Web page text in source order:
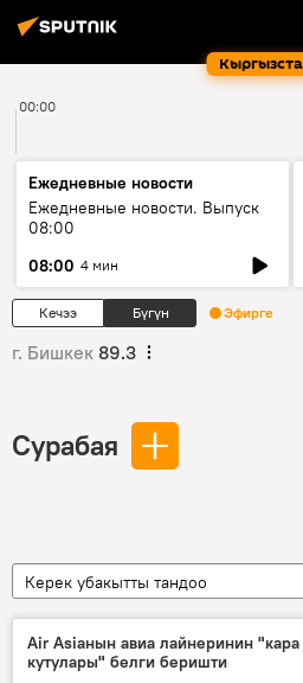
00:00
Ежедневные новости
Ежедневные новости. Выпуск
08:00
08:00 4 мин
Кечээ Бүгүн Эфирге
г. Бишкек 89.3
Cурабая
Керек убакытты тандоо
Air Asiaнын авиа лайнеринин "кара
кутулары" белги беришти